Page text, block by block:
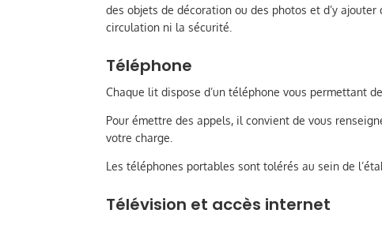
des objets de décoration ou des photos et d’y
circulation ni la sécurité.
Téléphone
Chaque lit dispose d’un téléphone vous permettant
Pour émettre des appels, il convient de vous
votre charge.
Les téléphones portables sont tolérés au sein de
Télévision et accès internet